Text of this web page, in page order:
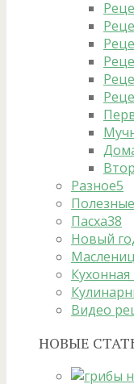
Разное5
Пасха38
Новый
Кухонная
Видео
НОВЫЕ